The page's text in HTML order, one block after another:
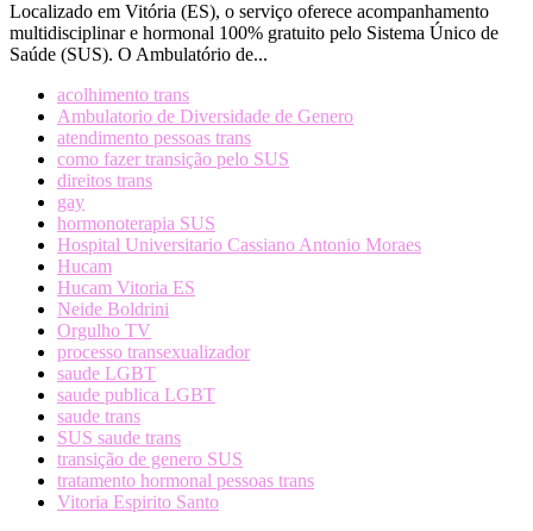
Localizado em Vitória (ES), o serviço oferece acompanhamento
multidisciplinar e hormonal 100% gratuito pelo Sistema Único de
Saúde (SUS). O Ambulatório de...
acolhimento trans
Ambulatorio de Diversidade de Genero
atendimento pessoas trans
como fazer transição pelo SUS
direitos trans
gay
hormonoterapia SUS
Hospital Universitario Cassiano Antonio Moraes
Hucam
Hucam Vitoria ES
Neide Boldrini
Orgulho TV
processo transexualizador
saude LGBT
saude publica LGBT
saude trans
SUS saude trans
transição de genero SUS
tratamento hormonal pessoas trans
Vitoria Espirito Santo